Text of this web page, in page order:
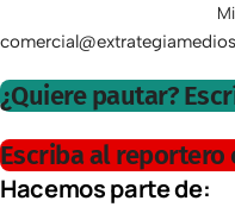
¿Quiere pautar?
Escriba al reportero
Hacemos parte de: